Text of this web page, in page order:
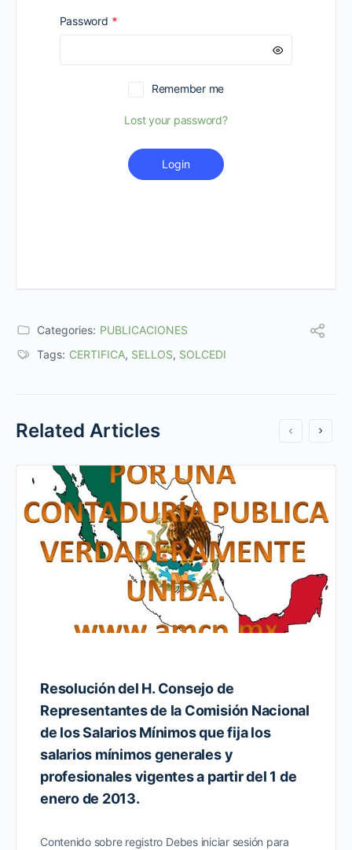
Password *Required
Remember me
Lost your password?
Login
Categories: PUBLICACIONES
Tags: CERTIFICA, SELLOS, SOLCEDI
Related Articles
Resolución del H. Consejo de
Representantes de la Comisión Nacional
de los Salarios Mínimos que fija los
salarios mínimos generales y
profesionales vigentes a partir del 1 de
enero de 2013.
Contenido sobre registro Debes iniciar sesión para